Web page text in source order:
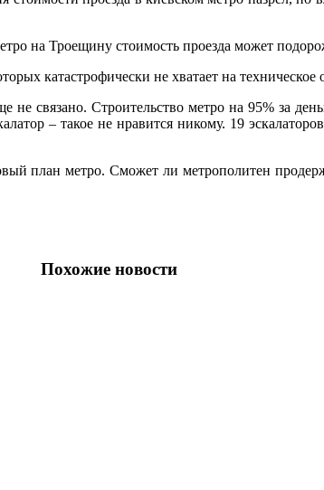
на Троещину стоимость проезда может
катастрофически не хватает на техническое
не связано. Строительство метро на 95% за
– такое не нравится никому. 19
план метро. Сможет ли метрополитен
Похожие новости